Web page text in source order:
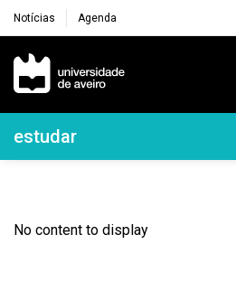
Notícias Agenda
Navegação Principal
Navegação Lateral
estudar
No content to display